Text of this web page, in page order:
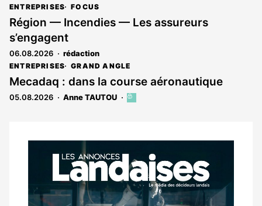
ENTREPRISES FOCUS
Région — Incendies — Les assureurs
s’engagent
06.08.2026 rédaction
ENTREPRISES GRAND ANGLE
Mecadaq : dans la course aéronautique
05.08.2026 Anne TAUTOU
Cet
aux
abonnés
Notre
dernier
magazine